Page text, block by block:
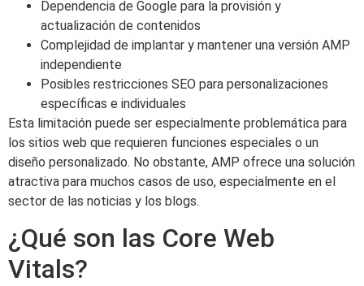
Dependencia de Google para la provisión y
actualización de contenidos
Complejidad de implantar y mantener una versión AMP
independiente
Posibles restricciones SEO para personalizaciones
específicas e individuales
Esta limitación puede ser especialmente problemática para
los sitios web que requieren funciones especiales o un
diseño personalizado. No obstante, AMP ofrece una solución
atractiva para muchos casos de uso, especialmente en el
sector de las noticias y los blogs.
¿Qué son las Core Web
Vitals?